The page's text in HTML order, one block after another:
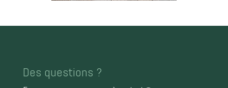
Des questions ?